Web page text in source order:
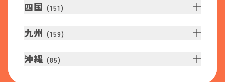
四国 (151 )
九州 (159)
沖縄 (85)